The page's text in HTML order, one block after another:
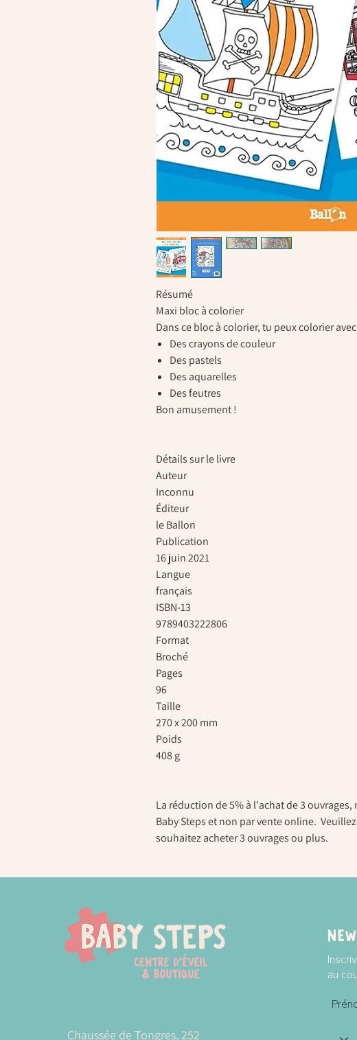
Résumé
Maxi bloc à colorier
Dans ce bloc à colorier, tu peux colorier
Des crayons de couleur
Des pastels
Des aquarelles
Des feutres
Bon amusement !
Détails sur le livre
Auteur
Inconnu
Éditeur
le Ballon
Publication
16 juin 2021
Langue
français
ISBN-13
9789403222806
Format
Broché
Pages
96
Taille
270 x 200 mm
Poids
408 g
La réduction de 5% à l'achat de 3
Baby Steps et non par vente online.
souhaitez acheter 3 ouvrages ou plus.
Chaussée de Tongres, 252
au